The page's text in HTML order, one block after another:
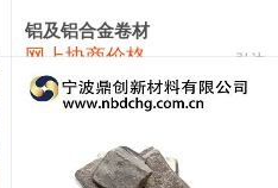
18,900
9,300
铝及铝合金卷材
网上协商价格 弘达